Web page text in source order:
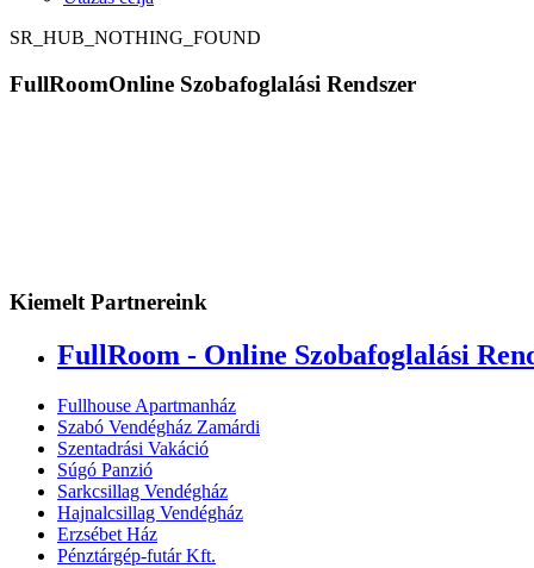
SR_HUB_NOTHING_FOUND
FullRoomOnline Szobafoglalási Rendszer
Kiemelt Partnereink
FullRoom - Online Szobafoglalási
Fullhouse Apartmanház
Szabó Vendégház Zamárdi
Szentadrási Vakáció
Súgó Panzió
Sarkcsillag Vendégház
Hajnalcsillag Vendégház
Erzsébet Ház
Pénztárgép-futár Kft.